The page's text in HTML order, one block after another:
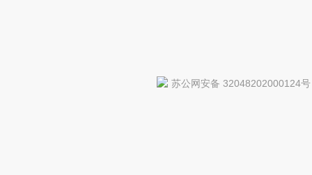
苏公网安备 32048202000124号